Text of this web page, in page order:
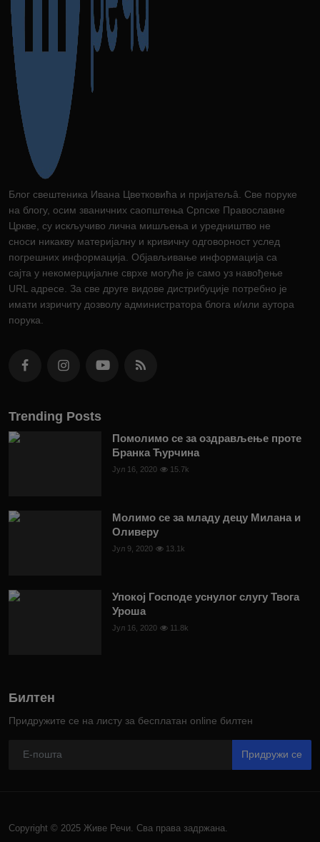
Блог свештеника Ивана Цветковића и пријатељâ. Све поруке
на блогу, осим званичних саопштења Српске Православне
Цркве, су искључиво лична мишљења и уредништво не
сноси никакву материјалну и кривичну одговорност услед
погрешних информација. Објављивање информација са
сајта у некомерцијалне сврхе могуће је само уз навођење
URL адресе. За све друге видове дистрибуције потребно је
имати изричиту дозволу администратора блога и/или аутора
порука.
Trending Posts
Помолимо се за оздрављење проте
Бранка Ћурчина
Јул 16, 2020 15.7k
Молимо се за младу децу Милана и
Оливеру
Јул 9, 2020 13.1k
Упокој Господе уснулог слугу Твога
Уроша
Јул 16, 2020 11.8k
Билтен
Придружите се на листу за бесплатан online билтен
Придружи се
Copyright © 2025 Живе Речи. Сва права задржана.